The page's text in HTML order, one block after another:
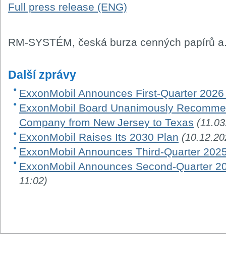
Full press release (ENG)
RM-SYSTÉM, česká burza cenných papírů
Další zprávy
ExxonMobil Announces First-Quarter
ExxonMobil Board Unanimously
Company from New Jersey to Texas
ExxonMobil Raises Its 2030 Plan
ExxonMobil Announces Third-Quarter
ExxonMobil Announces Second-Quarter
11:02)